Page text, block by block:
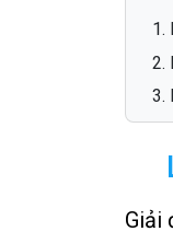
Giải